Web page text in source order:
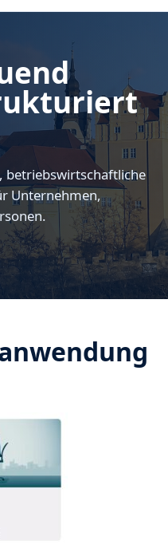
betriebswirtschaftliche
Unternehmen,